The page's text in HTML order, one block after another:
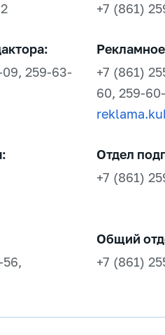
+7 (861)
259-63-
+7 (861)
60, 259-
Отдел
+7 (861)
Общий
+7 (861)